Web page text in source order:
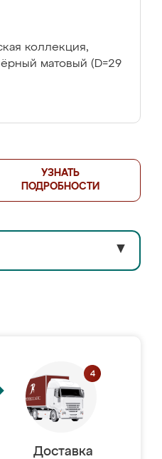
коллекция,
матовый (D=29
УЗНАТЬ
ПОДРОБНОСТИ
▼
Доставка